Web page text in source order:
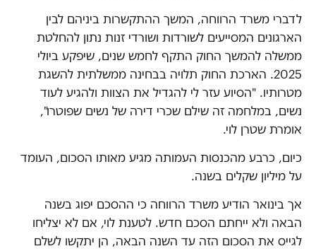
לדברי משרד הרווחה, המשך ההתקשרות ביניהם לבין
הארגונים המסייעים לשורדות ושורדי זנות נתון להחלטת
ממשלה להמשך החוק התקף לחמש שנים, שיפקע ביולי
2025. הארכת החוק תלויה בבחינה ממשלתית להשגת
מטרותיו. "הסיוע עזר לי להגדיל את הצוות ולהגיע לעוד
נשים, במלחמה זה שילם שכרי דירה של נשים שפוטרו",
אומרת שטרן לוי.
כיום, כרבע מהכנסות העמותה מגיע מאותו הסכום, העומד
על מיליון שקלים בשנה.
אך בינואר הודיע משרד הרווחה כי ההסכם יפוג בשנה
הבאה ולא ייחתם הסכם חדש. לטענת לוי, אם לא יצליחו
לגייס את הסכום הזה עד השנה הבאה, הן יתקשו לשלם